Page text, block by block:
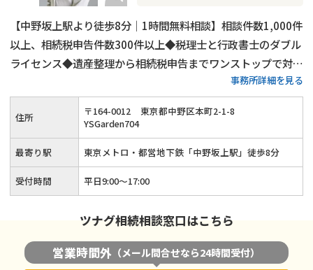
【中野坂上駅より徒歩8分｜1時間無料相談】相談件数1,000件
以上、相続税申告件数300件以上◆税理士と行政書士のダブル
ライセンス◆遺産整理から相続税申告までワンストップで対応
可能◆20年以上の実務経験がある女性税理士が、お客様の気
持ちに寄り添って親切・丁寧に相続手続きを行います。
事務所詳細を見る
住所 〒164-0012
東京都中野区本町2-1-8
YSGarden704
最寄り駅 東京メトロ・都営地下鉄「中野坂上駅」徒歩8分
受付時間 平日9:00〜17:00
ツナグ相続相談窓口はこちら
営業時間外 （メール問合せなら24時間受付）